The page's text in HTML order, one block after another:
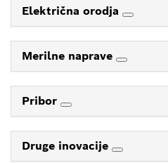
Električna orodja
Merilne naprave
Pribor
Druge inovacije